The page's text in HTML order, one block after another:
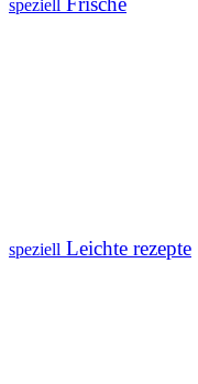
speziell
speziell Leichte rezepte